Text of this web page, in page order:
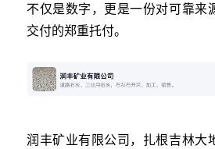
不仅是数字，更是一份对可靠来
交付的郑重托付。
润丰矿业有限公司，扎根吉林大